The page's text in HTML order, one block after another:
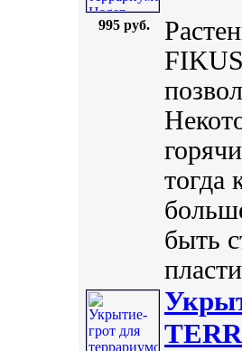
995 руб.
тогда
быть